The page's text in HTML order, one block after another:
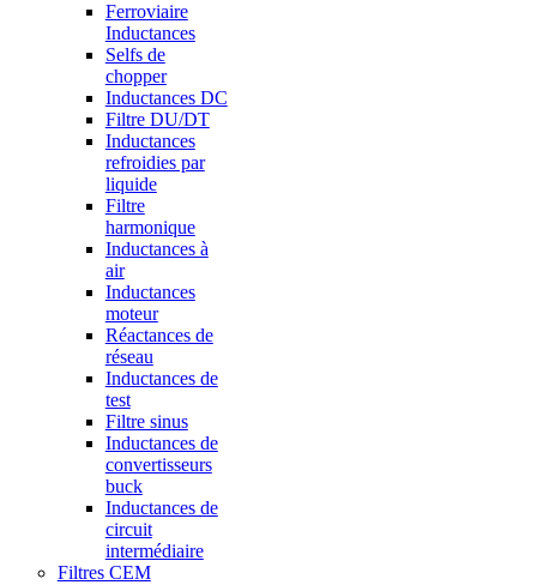
Ferroviaire
Inductances
Selfs de
chopper
Inductances DC
Filtre DU/DT
Inductances
refroidies par
liquide
Filtre
harmonique
Inductances à
air
Inductances
moteur
Réactances de
réseau
Inductances de
test
Filtre sinus
Inductances de
convertisseurs
buck
Inductances de
circuit
intermédiaire
Filtres CEM